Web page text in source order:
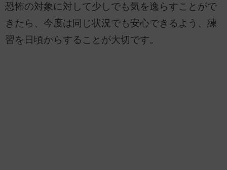
恐怖の対象に対して少しでも気を逸らすことがで
きたら、今度は同じ状況でも安心できるよう、練
習を日頃からすることが大切です。